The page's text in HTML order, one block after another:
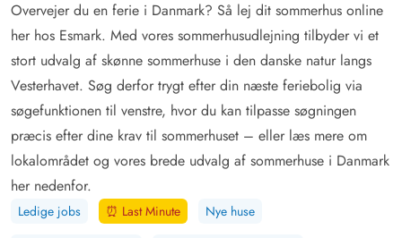
Overvejer du en ferie i Danmark? Så lej dit sommerhus online
her hos Esmark. Med vores sommerhusudlejning tilbyder vi et
stort udvalg af skønne sommerhuse i den danske natur langs
Vesterhavet. Søg derfor trygt efter din næste feriebolig via
søgefunktionen til venstre, hvor du kan tilpasse søgningen
præcis efter dine krav til sommerhuset – eller læs mere om
lokalområdet og vores brede udvalg af sommerhuse i Danmark
her nedenfor.
Ledige jobs ⏰ Last Minute
Nye huse